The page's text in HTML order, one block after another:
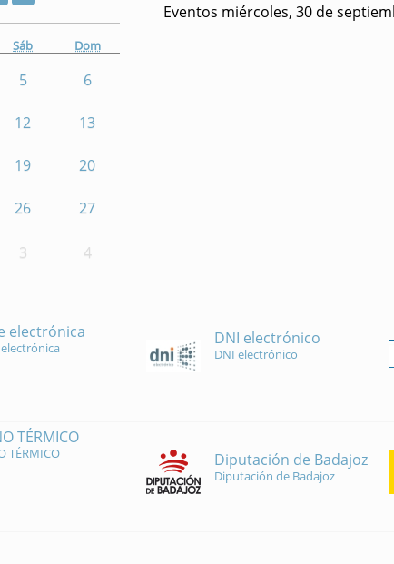
Sáb Dom
5 6
12 13
19 20
26 27
3 4
Eventos miércoles, 30 de
electrónica DNI electrónico
DNI electrónico
TÉRMICO
TÉRMICO Diputación de Badajoz
Diputación de Badajoz